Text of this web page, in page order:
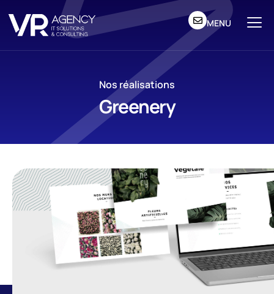
MENU
Nos réalisations
Greenery